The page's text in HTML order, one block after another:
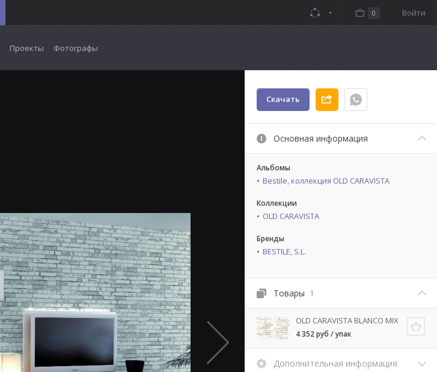
Войти
0
Проекты Фотографы
Скачать
Основная информация
Альбомы
Bestile, коллекция OLD CARAVISTA
Коллекции
OLD CARAVISTA
Бренды
BESTILE, S.L.
Товары 1
OLD CARAVISTA BLANCO MIX
4 352 руб / упак
Дополнительная информация